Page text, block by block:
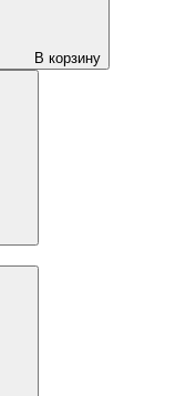
В корзину